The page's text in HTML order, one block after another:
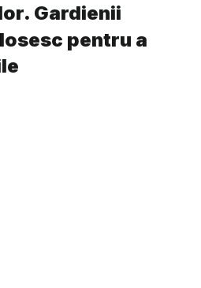
Gardienii
pentru a